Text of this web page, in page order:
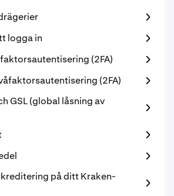
logga in
(2FA)
(2FA)
GSL (global låsning av
på ditt Kraken-